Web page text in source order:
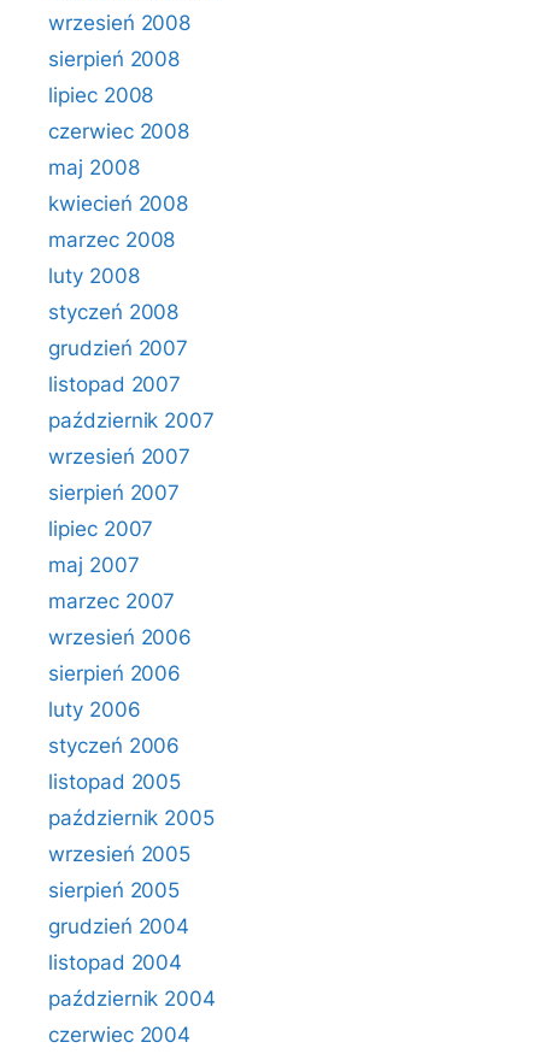
wrzesień 2008
sierpień 2008
lipiec 2008
czerwiec 2008
maj 2008
kwiecień 2008
marzec 2008
luty 2008
styczeń 2008
grudzień 2007
listopad 2007
październik 2007
wrzesień 2007
sierpień 2007
lipiec 2007
maj 2007
marzec 2007
wrzesień 2006
sierpień 2006
luty 2006
styczeń 2006
listopad 2005
październik 2005
wrzesień 2005
sierpień 2005
grudzień 2004
listopad 2004
październik 2004
czerwiec 2004